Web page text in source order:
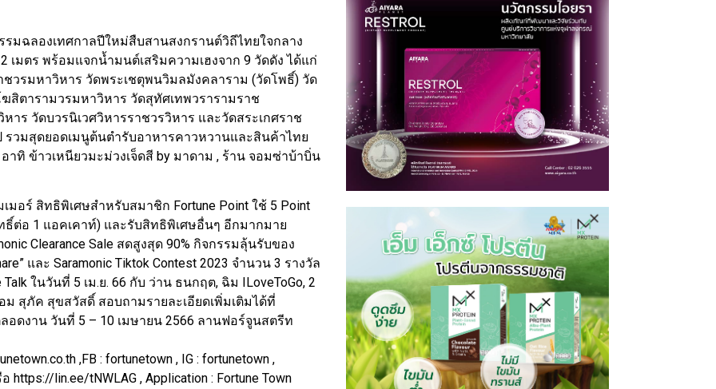
มฉลองเทศกาลปีใหม่สืบสานสงกรานต์วิถีไทยใจกลาง
มตร พร้อมแจกน้ำมนต์เสริมความเฮงจาก 9 วัดดัง ได้แก่
วรมหาวิหาร วัดพระเชตุพนวิมลมังคลาราม (วัดโพธิ์) วัด
สิตารามวรมหาวิหาร วัดสุทัศเทพวรารามราช
ร วัดบวรนิเวศวิหารราชวรวิหาร และวัดสระเกศราช
รวมสุดยอดเมนูต้นตำรับอาหารคาวหวานและสินค้าไทย
ทิ ข้าวเหนียวมะม่วงเจ็ดสี by มาดาม , ร้าน จอมซ่าบ้าบิ่น
อร์ สิทธิพิเศษสำหรับสมาชิก Fortune Point ใช้ 5 Point
ธิ์ต่อ 1 แอคเคาท์) และรับสิทธิพิเศษอื่นๆ อีกมากมาย
Clearance Sale สดสูงสุด 90% กิจกรรมลุ้นรับของ
และ Saramonic Tiktok Contest 2023 จำนวน 3 รางวัล
ในวันที่ 5 เม.ย. 66 กับ ว่าน ธนกฤต, ฉิม ILoveToGo, 2
สุภัค สุขสวัสดิ์ สอบถามรายละเอียดเพิ่มเติมได้ที่
ลอดงาน วันที่ 5 – 10 เมษายน 2566 ลานฟอร์จูนสตรีท
,FB : fortunetown , IG : fortunetown ,
https://lin.ee/tNWLAG , Application : Fortune Town